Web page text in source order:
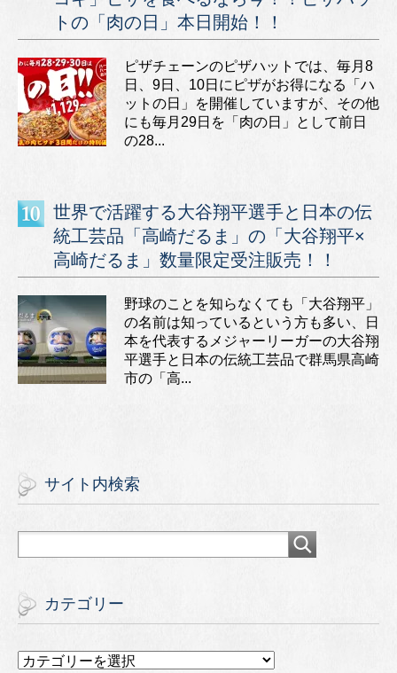
トの「肉の日」本日開始！！
ピザチェーンのピザハットでは、毎月8
日、9日、10日にピザがお得になる「ハ
ットの日」を開催していますが、その他
にも毎月29日を「肉の日」として前日
の28...
世界で活躍する大谷翔平選手と日本の伝
統工芸品「高崎だるま」の「大谷翔平×
高崎だるま」数量限定受注販売！！
野球のことを知らなくても「大谷翔平」
の名前は知っているという方も多い、日
本を代表するメジャーリーガーの大谷翔
平選手と日本の伝統工芸品で群馬県高崎
市の「高...
サイト内検索
カテゴリー
カ